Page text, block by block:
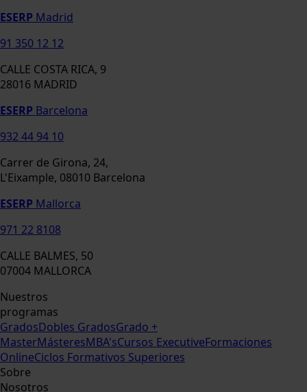
ESERP Madrid
91 350 12 12
CALLE COSTA RICA, 9
28016 MADRID
ESERP Barcelona
932 44 94 10
Carrer de Girona, 24,
L'Eixample, 08010 Barcelona
ESERP Mallorca
971 22 8108
CALLE BALMES, 50
07004 MALLORCA
Nuestros
programas
GradosDobles GradosGrado +
MasterMásteresMBA'sCursos ExecutiveFormaciones
OnlineCiclos Formativos Superiores
Sobre
Nosotros